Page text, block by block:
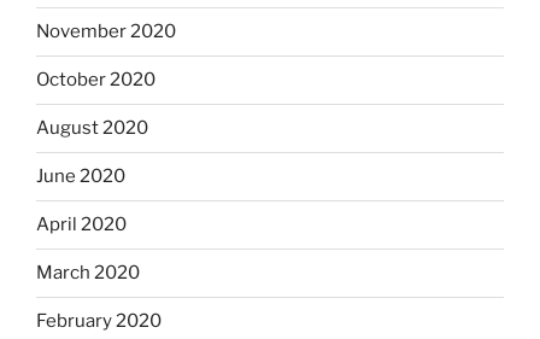
November 2020
October 2020
August 2020
June 2020
April 2020
March 2020
February 2020